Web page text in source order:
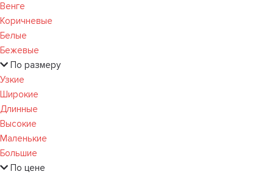
Венге
Коричневые
Белые
Бежевые
По размеру
Узкие
Широкие
Длинные
Высокие
Маленькие
Большие
По цене